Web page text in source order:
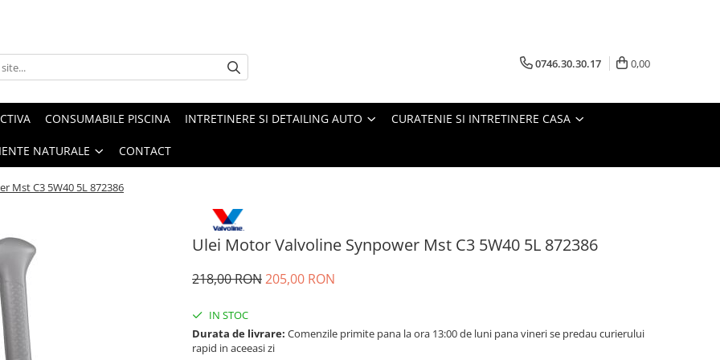
0746.30.30.17 0,00
CONSUMABILE PISCINA INTRETINERE SI DETAILING AUTO CURATENIE SI INTRETINERE CASA
NATURALE CONTACT
Mst C3 5W40 5L 872386
Ulei Motor Valvoline Synpower Mst C3 5W40 5L 872386
218,00 RON205,00 RON
IN STOC
Durata de livrare: Comenzile primite pana la ora 13:00 de luni pana vineri se predau curierului
rapid in aceeasi zi